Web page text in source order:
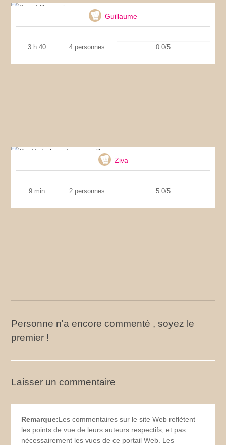
Guillaume
3 h 40 4 personnes 0.0/5
Ziva
9 min 2 personnes 5.0/5
Personne n'a encore commenté , soyez le
premier !
Laisser un commentaire
Remarque:Les commentaires sur le site Web reflètent
les points de vue de leurs auteurs respectifs, et pas
nécessairement les vues de ce portail Web. Les